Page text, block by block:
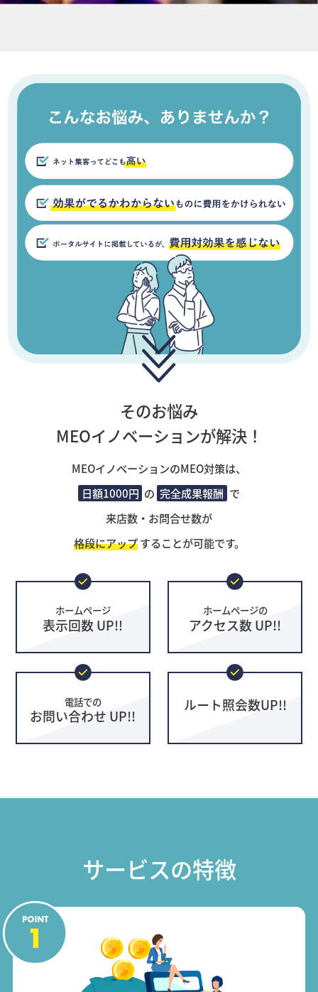
そのお悩み
MEOイノベーションが解決！
MEOイノベーションのMEO対策は、
日額1000円 の 完全成果報酬 で
来店数・お問合せ数が
格段にアップすることが可能です。
ホームページ
表示回数 UP!!
ホームページの
アクセス数 UP!!
電話での
お問い合わせ UP!!
ルート照会数UP!!
サービスの特徴